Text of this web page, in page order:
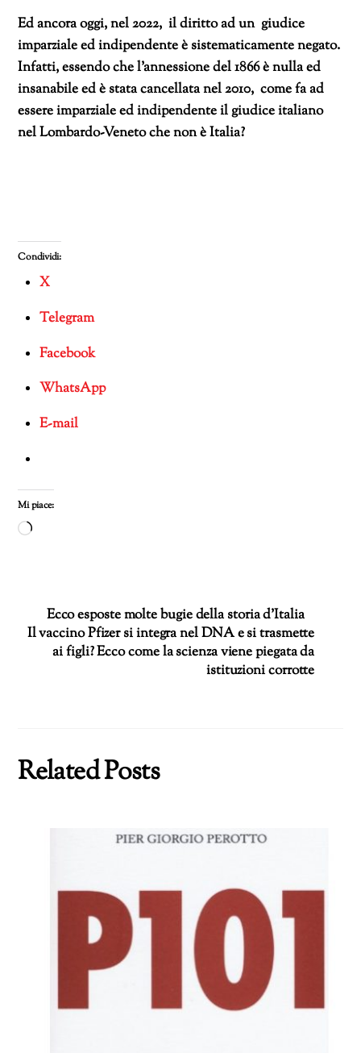
Ed ancora oggi, nel 2022, il diritto ad un giudice
imparziale ed indipendente è sistematicamente negato.
Infatti, essendo che l’annessione del 1866 è nulla ed
insanabile ed è stata cancellata nel 2010, come fa ad
essere imparziale ed indipendente il giudice italiano
nel Lombardo-Veneto che non è Italia?
Condividi:
X
Telegram
Facebook
WhatsApp
E-mail
Mi piace:
Caricamento
Ecco esposte molte bugie della storia d’Italia
Il vaccino Pfizer si integra nel DNA e si trasmette
ai figli? Ecco come la scienza viene piegata da
istituzioni corrotte
Related Posts